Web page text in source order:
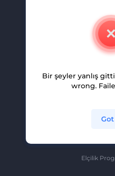
İletişim
Kariyer
Ortaklık
Elçilik
Bir şeyler yanlış
wrong.